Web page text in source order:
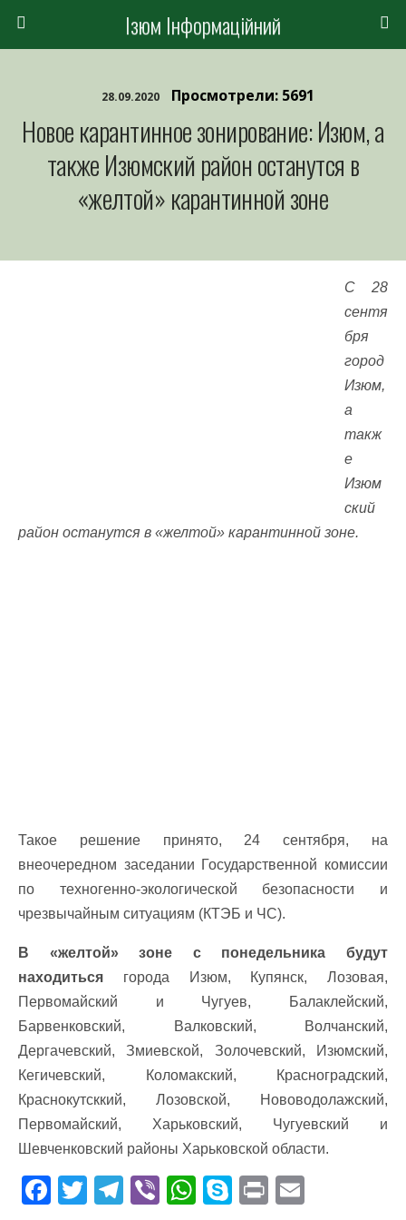
Ізюм Інформаційний
28.09.2020 Просмотрели: 5691
Новое карантинное зонирование: Изюм, а
также Изюмский район останутся в
«желтой» карантинной зоне
C 28
сентя
бря
город
Изюм,
а
такж
е
Изюм
ский
район останутся в «желтой» карантинной зоне.
Такое решение принято, 24 сентября, на
внеочередном заседании Государственной комиссии
по техногенно-экологической безопасности и
чрезвычайным ситуациям (КТЭБ и ЧС).
В «желтой» зоне с понедельника будут
находиться города Изюм, Купянск, Лозовая,
Первомайский и Чугуев, Балаклейский,
Барвенковский, Валковский, Волчанский,
Дергачевский, Змиевской, Золочевский, Изюмский,
Кегичевский, Коломакский, Красноградский,
Краснокутсккий, Лозовской, Нововодолажский,
Первомайский, Харьковский, Чугуевский и
Шевченковский районы Харьковской области.
F T T Vi W S Pr